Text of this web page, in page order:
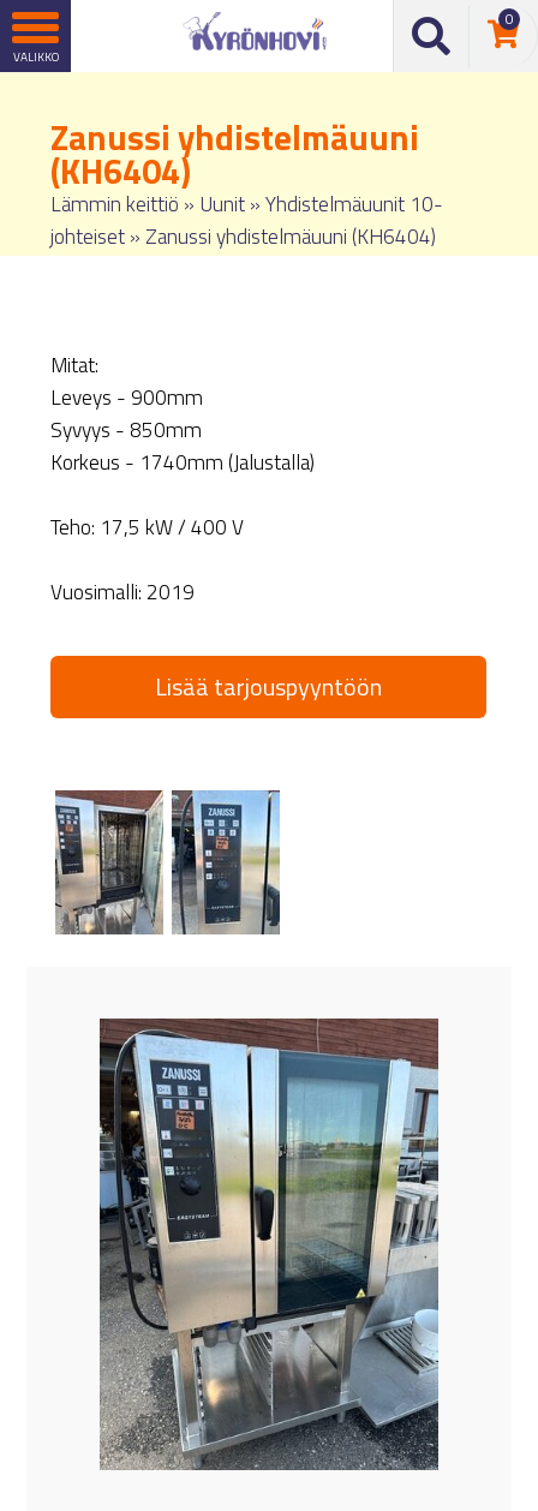
0
Zanussi yhdistelmäuuni
(KH6404)
Lämmin keittiö » Uunit»Yhdistelmäuunit 10-
johteiset» Zanussi yhdistelmäuuni (KH6404)
Mitat:
Leveys - 900mm
Syvyys - 850mm
Korkeus - 1740mm (Jalustalla)
Teho: 17,5 kW / 400 V
Vuosimalli: 2019
Lisää tarjouspyyntöön